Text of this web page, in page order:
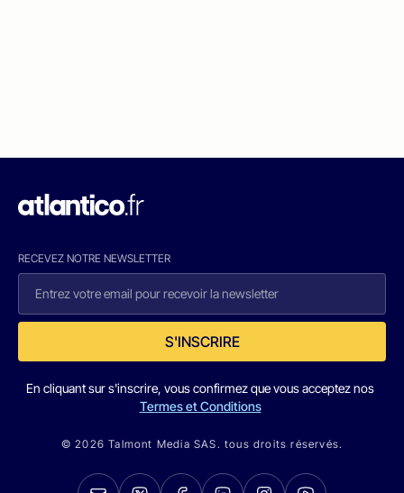
RECEVEZ NOTRE NEWSLETTER
S'INSCRIRE
En cliquant sur s'inscrire, vous confirmez que vous acceptez nos
Termes et Conditions
© 2026 Talmont Media SAS. tous droits réservés.